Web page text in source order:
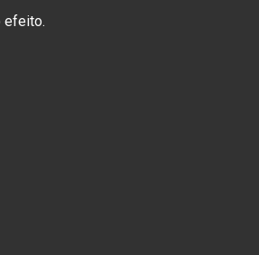
efeito.